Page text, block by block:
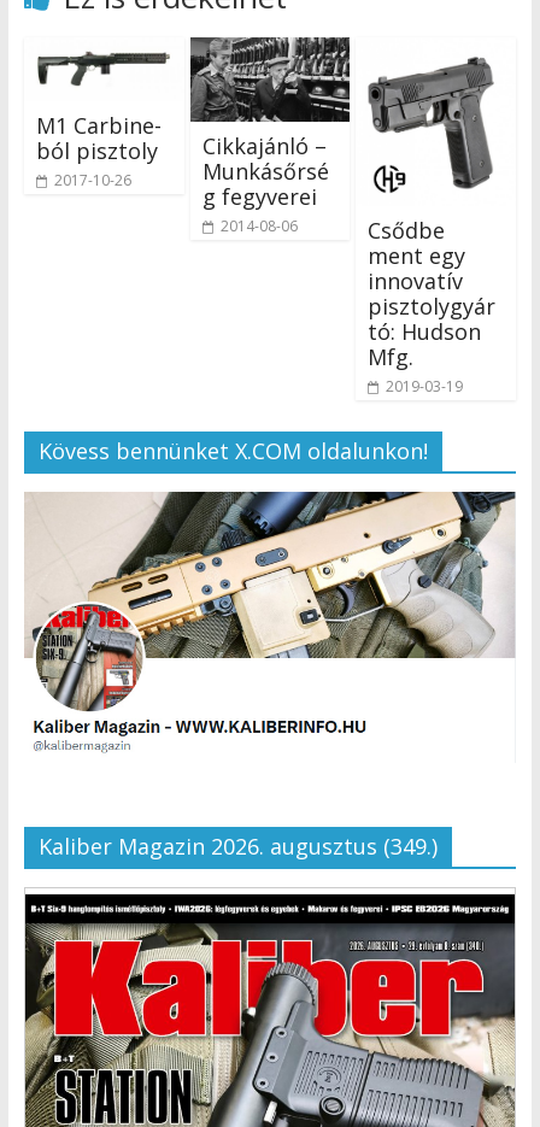
M1 Carbine-
ból pisztoly
2017-10-26
Cikkajánló –
Munkásőrsé
g fegyverei
2014-08-06
Csődbe
ment egy
innovatív
pisztolygyár
tó: Hudson
Mfg.
2019-03-19
Kövess bennünket X.COM oldalunkon!
Kaliber Magazin 2026. augusztus (349.)